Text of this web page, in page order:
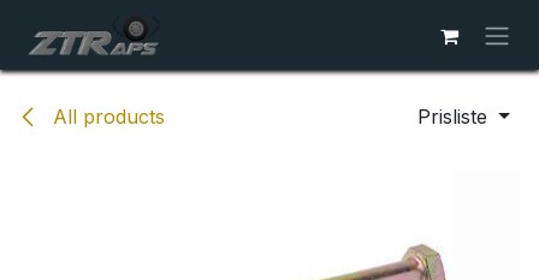
All products Prisliste